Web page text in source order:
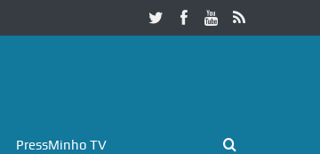
PressMinho TV